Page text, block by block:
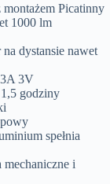
Picatinny
1000 lm
dystansie nawet
3V
godziny
spełnia
mechaniczne i